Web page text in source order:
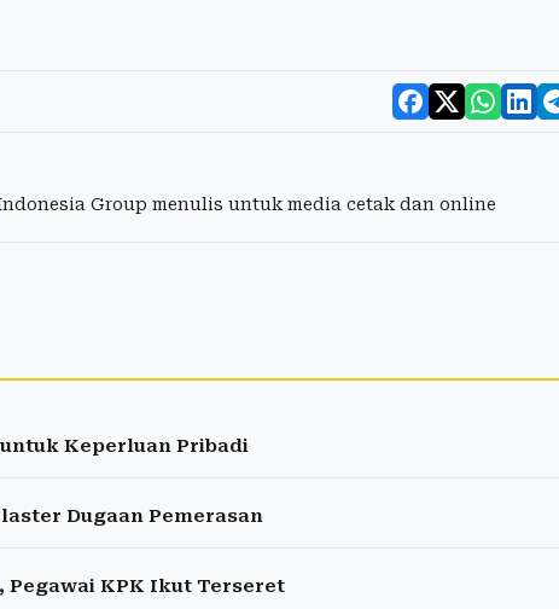
Group menulis untuk media cetak dan online
untuk Keperluan Pribadi
Dugaan Pemerasan
Pegawai KPK Ikut Terseret